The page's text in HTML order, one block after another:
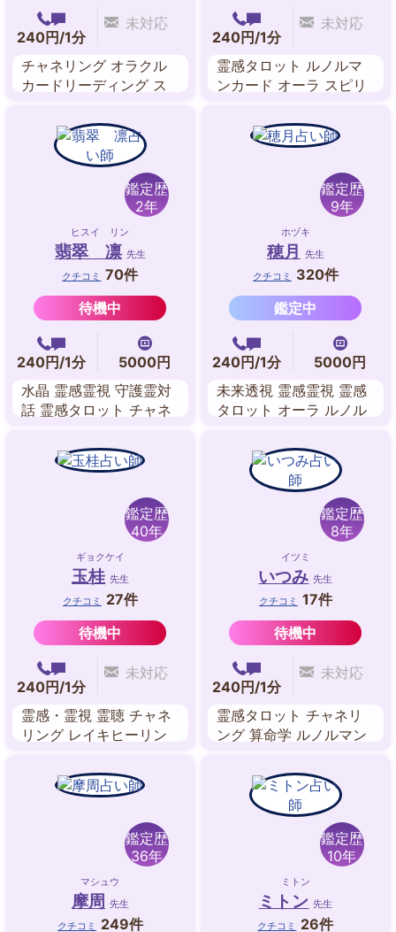
240円/1分
未対応
チャネリング オラクル
カードリーディング ス
グ 波動修正 遠隔ヒーリ
240円/1分
未対応
霊感タロット ルノルマ
ンカード オーラ スピリ
ャネリング
鑑定歴
2年
ヒスイ リン
翡翠 凛 先生
クチコミ
70件
待機中
240円/1分
5000円
水晶 霊感霊視 守護霊対
話 霊感タロット チャネ
リーデング
鑑定歴
9年
ホヅキ
穂月 先生
クチコミ
320件
鑑定中
240円/1分
5000円
未来透視 霊感霊視 霊感
タロット オーラ ルノル
ジュラム エネルギーワ
鑑定歴
40年
ギョクケイ
玉桂 先生
クチコミ
27件
待機中
240円/1分
未対応
霊感・霊視 霊聴 チャネ
リング レイキヒーリン
過去世 自動書記 アニマ
ルコミュニケーション
鑑定歴
8年
イツミ
いつみ 先生
クチコミ 17件
待機中
240円/1分
未対応
霊感タロット チャネリ
ング 算命学 ルノルマン
ピリチュアル
鑑定歴
36年
マシュウ
摩周 先生
クチコミ
249件
鑑定歴
10年
ミトン
ミトン 先生
クチコミ
26件